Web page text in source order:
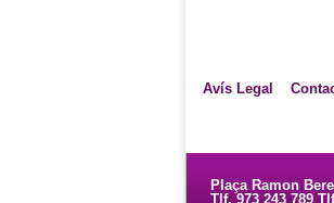
Avís Legal
Plaça Ramon
Tlf. 973 243 789